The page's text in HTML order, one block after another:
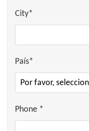
City*
País*
Phone *